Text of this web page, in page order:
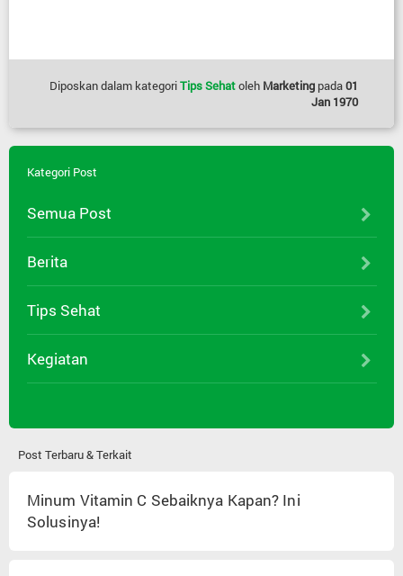
Diposkan dalam kategoriTips Sehatoleh Marketing pada01
Jan 1970
Kategori Post
Semua Post
Berita
Tips Sehat
Kegiatan
Post Terbaru & Terkait
Minum Vitamin C Sebaiknya Kapan? Ini
Solusinya!